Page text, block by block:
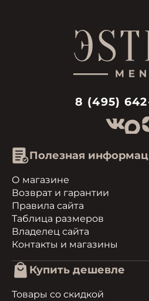
8 (495)
Полезная
О магазине
Возврат и гарантии
Правила сайта
Таблица размеров
Владелец сайта
Контакты и магазины
Купить дешевле
Товары со скидкой